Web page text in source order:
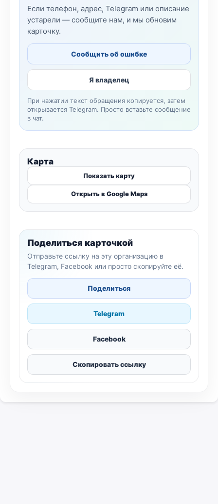
Если телефон, адрес, Telegram или описание
устарели — сообщите нам, и мы обновим
карточку.
Сообщить об ошибке
Я владелец
При нажатии текст обращения копируется, затем
открывается Telegram. Просто вставьте сообщение
в чат.
Карта
Показать карту
Открыть в Google Maps
Поделиться карточкой
Отправьте ссылку на эту организацию в
Telegram, Facebook или просто скопируйте её.
Поделиться
Telegram
Facebook
Скопировать ссылку